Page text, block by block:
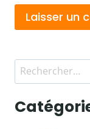
Rechercher :